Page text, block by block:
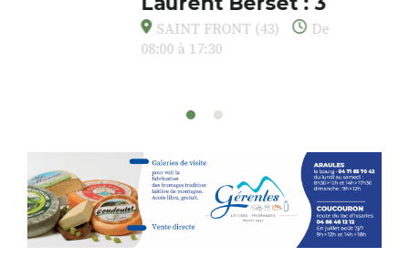
oeuvres éclectiques font. liens
avec les histoires un peu
foutraques du lieu (on ne spoile
elle joue
(de peau).entre.sarcasme et
facétie.
Programmée en off du festival
d’Auzon, cette expo-
installation temporaire vous